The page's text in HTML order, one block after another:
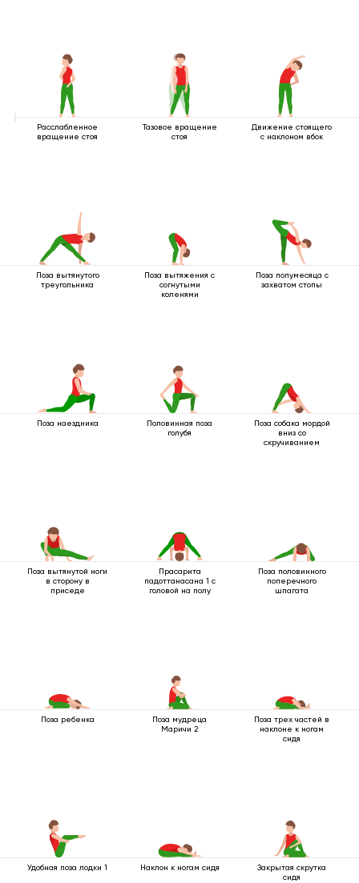
Расслабленное
вращение стоя
Тазовое вращение
стоя
Движение стоящего
с наклоном вбок
Поза вытянутого
треугольника
Поза вытяжения с
согнутыми
коленями
Поза полумесяца с
захватом стопы
Поза наездника
Половинная поза
голубя
Поза собака мордой
вниз со
скручиванием
Поза вытянутой ноги
в сторону в
приседе
Прасарита
падоттанасана 1 с
головой на полу
Поза половинного
поперечного
шпагата
Поза ребенка
Поза мудреца
Маричи 2
Поза трех частей в
наклоне к ногам
сидя
Удобная поза лодки 1 Наклон к ногам сидя
Закрытая скрутка
сидя